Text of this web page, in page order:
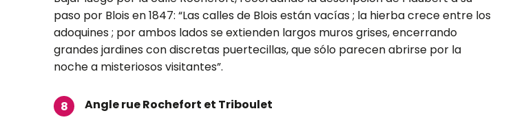
paso por Blois en 1847: “Las calles de Blois están vacías ; la hierba crece entre los
adoquines ; por ambos lados se extienden largos muros grises, encerrando
grandes jardines con discretas puertecillas, que sólo parecen abrirse por la
noche a misteriosos visitantes”.
8 Angle rue Rochefort et Triboulet